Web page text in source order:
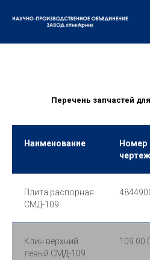
Перечень запчастей
Наименование
Номер
Плита распорная
СМД-109
Клин верхний
левый СМД-109